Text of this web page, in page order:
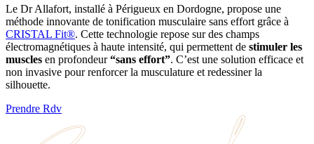
Le Dr Allafort, installé à Périgueux en Dordogne, propose une
méthode innovante de tonification musculaire sans effort grâce à
CRISTAL Fit®. Cette technologie repose sur des champs
électromagnétiques à haute intensité, qui permettent de stimuler les
muscles en profondeur“sans effort”. C’est une solution efficace et
non invasive pour renforcer la musculature et redessiner la
silhouette.
Prendre Rdv